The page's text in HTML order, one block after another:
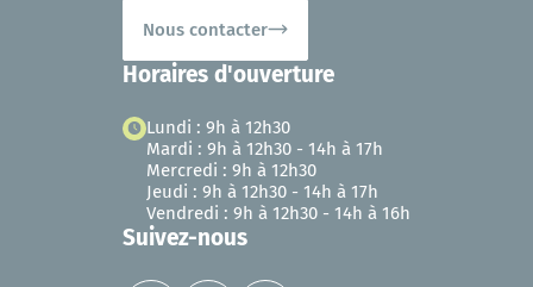
Nous contacter
Horaires d'ouverture
Lundi : 9h à 12h30
Mardi : 9h à 12h30 - 14h à 17h
Mercredi : 9h à 12h30
Jeudi : 9h à 12h30 - 14h à 17h
Vendredi : 9h à 12h30 - 14h à 16h
Suivez-nous